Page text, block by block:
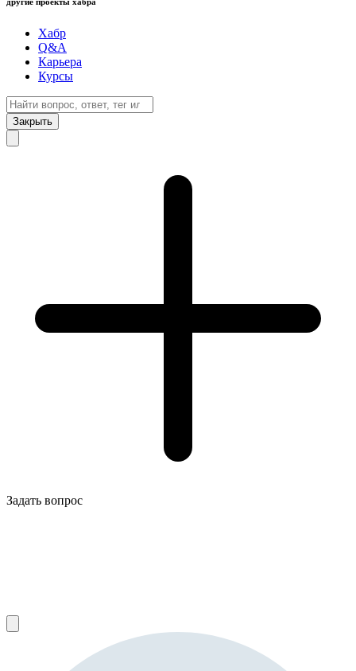
Хабр
Q&A
Карьера
Курсы
Закрыть
Задать вопрос